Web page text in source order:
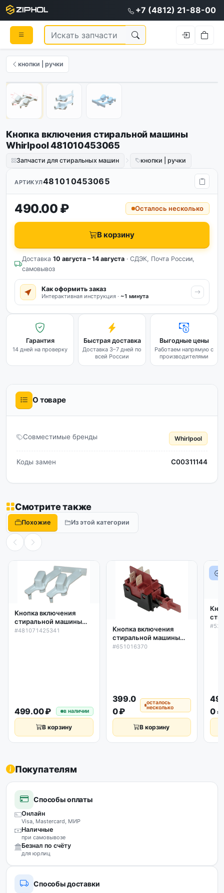
+7 (4812) 21-88-00
кнопки | ручки
Кнопка включения стиральной машины
Whirlpool 481010453065
Запчасти для стиральных машин кнопки | ручки
АРТИКУЛ481010453065
490.00 ₽ Осталось несколько
В корзину
Доставка 10 августа – 14 августа · СДЭК, Почта России,
самовывоз
Как оформить заказ
Интерактивная инструкция · ~1 минута
Гарантия
14 дней на проверку
Быстрая доставка
Доставка 3–7 дней по
всей России
Выгодные цены
Работаем напрямую с
производителями
О товаре
Совместимые бренды Whirlpool
Коды замен C00311144
Смотрите также
Похожие Из этой категории
Кнопка включения
стиральной машины
Whirlpool, Indesit,
#481071425341
499.00 ₽ в наличии
В корзину
Кнопка включения
стиральной машины
Ardo, Candy, Whirlpool
#651016370
399.0
0 ₽
осталось
несколько
В корзину
0 ₽
Покупателям
Способы оплаты
Онлайн
Visa, Mastercard, МИР
Наличные
при самовывозе
Безнал по счёту
для юрлиц
Способы доставки